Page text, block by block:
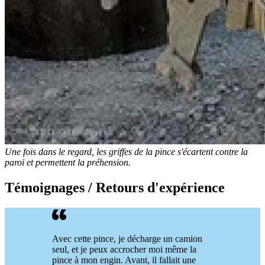
Une fois dans le regard, les griffes de la pince s'écartent contre la
paroi et permettent la préhension.
Témoignages / Retours d'expérience
Avec cette pince, je décharge un camion
seul, et je peux accrocher moi même la
pince à mon engin. Avant, il fallait une